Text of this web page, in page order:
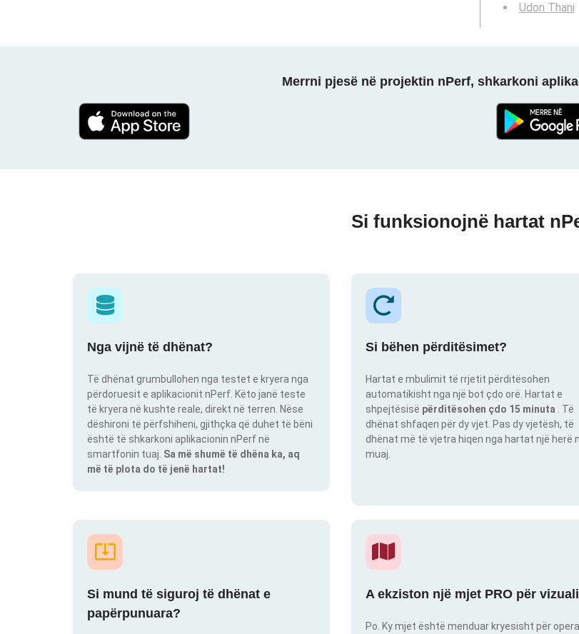
Udon Thani
Merrni pjesë në projektin nPerf, shkarkoni
Si funksionojnë hartat
Nga vijnë të dhënat?
Të dhënat grumbullohen nga testet e kryera nga
përdoruesit e aplikacionit nPerf. Këto janë teste
të kryera në kushte reale, direkt në terren. Nëse
dëshironi të përfshiheni, gjithçka që duhet të bëni
është të shkarkoni aplikacionin nPerf në
smartfonin tuaj. Sa më shumë të dhëna ka, aq
më të plota do të jenë hartat!
Si bëhen përditësimet?
Hartat e mbulimit të rrjetit përditësohen
automatikisht nga një bot çdo orë. Hartat e
shpejtësisë përditësohen çdo 15 minuta
. Të
dhënat shfaqen për dy vjet. Pas dy vjetësh, të
dhënat më të vjetra hiqen nga hartat një herë
muaj.
Si mund të siguroj të dhënat e
papërpunuara?
A ekziston një mjet PRO për
Po. Ky mjet është menduar kryesisht për